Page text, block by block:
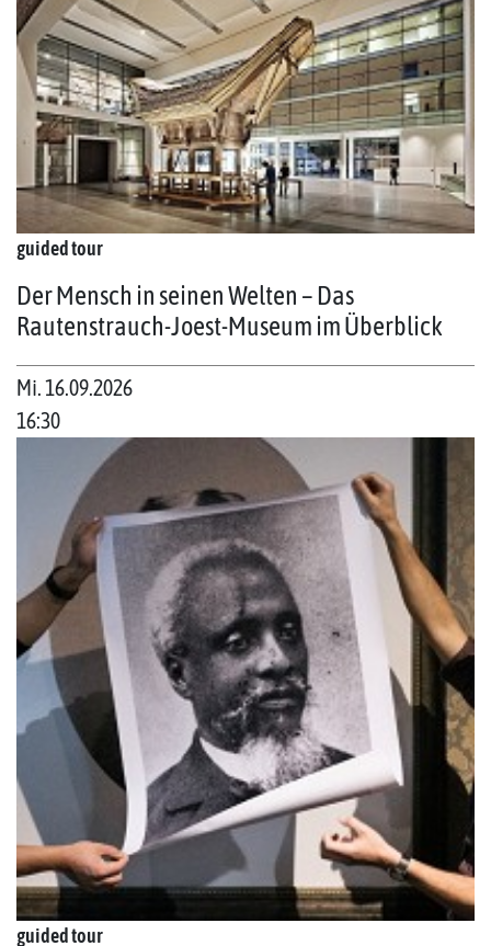
guided tour
Der Mensch in seinen Welten – Das
Rautenstrauch-Joest-Museum im Überblick
Mi. 16.09.2026
16:30
guided tour